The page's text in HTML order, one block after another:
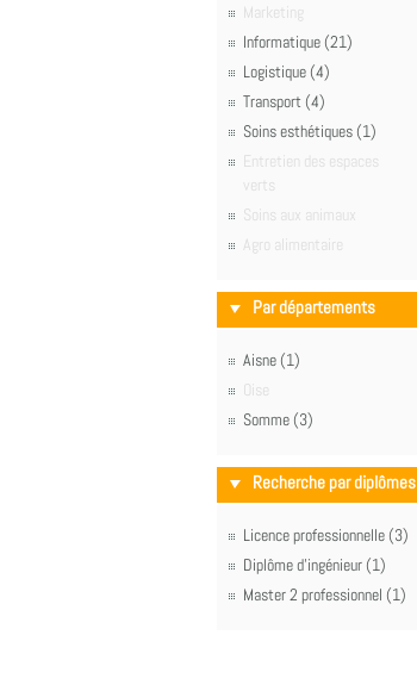
Marketing
Informatique (21)
Logistique (4)
Transport (4)
Soins esthétiques (1)
Entretien des espaces
verts
Soins aux animaux
Agro alimentaire
Par départements
Aisne (1)
Oise
Somme (3)
Recherche par diplômes
Licence professionnelle (3)
Diplôme d'ingénieur (1)
Master 2 professionnel (1)